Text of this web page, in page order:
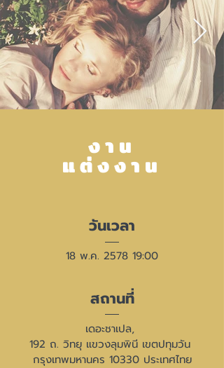
งาน
แต่งงาน
วันเวลา
18 พ.ค. 2578 19:00
สถานที่
เดอะชาเปล,
192 ถ. วิทยุ แขวงลุมพินี เขตปทุมวัน
กรุงเทพมหานคร 10330 ประเทศไทย